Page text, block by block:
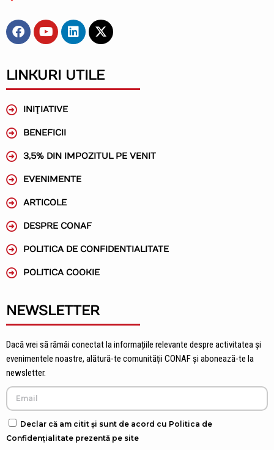
LINKURI UTILE
INIŢIATIVE
BENEFICII
3,5% DIN IMPOZITUL PE VENIT
EVENIMENTE
ARTICOLE
DESPRE CONAF
POLITICA DE CONFIDENTIALITATE
POLITICA COOKIE
NEWSLETTER
Dacă vrei să rămâi conectat la informațiile relevante despre activitatea și
evenimentele noastre, alătură-te comunității CONAF și abonează-te la
newsletter.
Declar că am citit și sunt de acord cu Politica de
Confidențialitate prezentă pe site